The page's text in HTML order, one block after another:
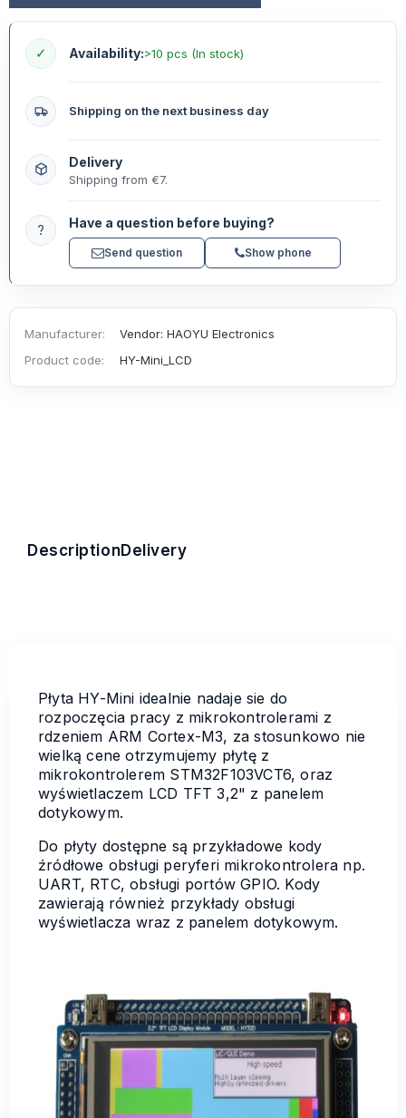
✓ Availability:>10 pcs (In stock)
Shipping on the next business day
Delivery
Shipping from €7.
? Have a question before buying?
Send question Show phone
Manufacturer:
Vendor: HAOYU Electronics
Product code:
HY-Mini_LCD
DescriptionDelivery
Płyta HY-Mini idealnie nadaje sie do
rozpoczęcia pracy z mikrokontrolerami z
rdzeniem ARM Cortex-M3, za stosunkowo nie
wielką cene otrzymujemy płytę z
mikrokontrolerem STM32F103VCT6, oraz
wyświetlaczem LCD TFT 3,2" z panelem
dotykowym.
Do płyty dostępne są przykładowe kody
źródłowe obsługi peryferi mikrokontrolera np.
UART, RTC, obsługi portów GPIO. Kody
zawierają również przykłady obsługi
wyświetlacza wraz z panelem dotykowym.